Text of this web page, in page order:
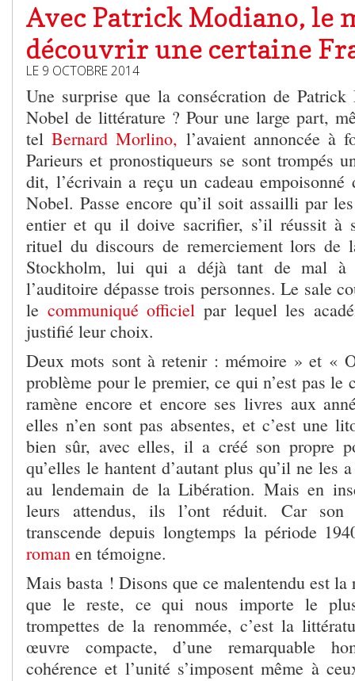
Avec Patrick Modiano, le
découvrir une certaine
LE 9 OCTOBRE 2014
Une surprise que la consécration de
Nobel de littérature ? Pour une large part,
telBernard Morlino, l’avaient annoncée à
Parieurs et pronostiqueurs se sont trompés
dit, l’écrivain a reçu un cadeau
Nobel. Passe encore qu’il soit assailli par
entier et qu il doive sacrifier, s’il réussit à
rituel du discours de remerciement lors de
Stockholm, lui qui a déjà tant de mal à
l’auditoire dépasse trois personnes. Le sale
le communiqué officiel par lequel les
justifié leur choix.
Deux mots sont à retenir : mémoire » et «
problème pour le premier, ce qui n’est pas le
ramène encore et encore ses livres aux
elles n’en sont pas absentes, et c’est une
bien sûr, avec elles, il a créé son propre
qu’elles le hantent d’autant plus qu’il ne les
au lendemain de la Libération. Mais en
leurs attendus, ils l’ont réduit. Car son
transcende depuis longtemps la période
roman en témoigne.
Mais basta ! Disons que ce malentendu est
que le reste, ce qui nous importe le
trompettes de la renommée, c’est la
œuvre compacte, d’une remarquable
cohérence et l’unité s’imposent même à